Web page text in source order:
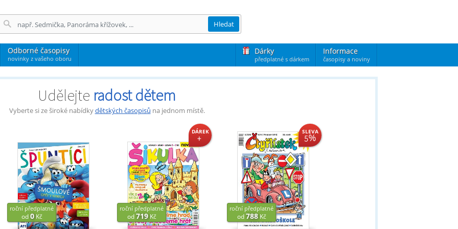
Odborné časopisy
novinky z vašeho oboru
Dárky
předplatné s dárkem
Informace
časopisy a noviny
Hledat
Udělejteradost dětem
si ze široké nabídkydětských časopisůna jednom místě.
předplatné
Kč
DÁREK
roční předplatné
719Kč
SLEVA
5%
roční předplatné
788Kč